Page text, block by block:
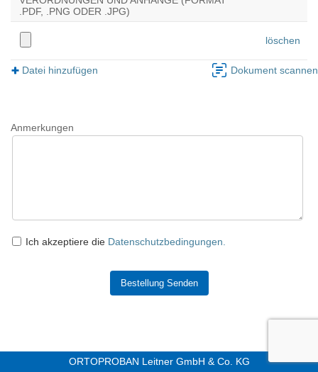
.PDF, .PNG ODER .JPG)
löschen
Datei hinzufügen Dokument scannen
Anmerkungen
Ich akzeptiere die Datenschutzbedingungen.
Bestellung Senden
ORTOPROBAN Leitner GmbH & Co. KG